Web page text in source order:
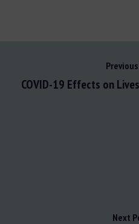
COVID-19 Effects on
Next